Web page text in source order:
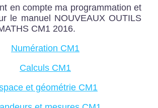
en compte ma programmation et
le manuel NOUVEAUX OUTILS
CM1 2016.
Numération CM1
Calculs CM1
et géométrie CM1